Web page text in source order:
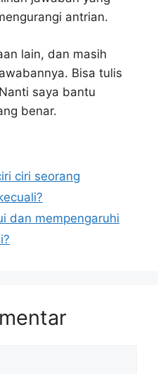
antrian.
lain, dan masih
Bisa tulis
saya bantu
benar.
ciri seorang
dan mempengaruhi